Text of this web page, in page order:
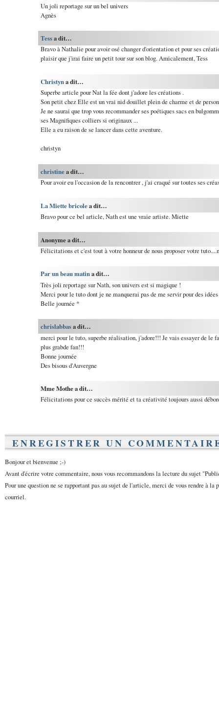
Un joli reportage sur un bel univers
Agnès
Tessa dit…
Bravo à Nathalie pour avoir osé changer d'orientation et pour ses
plaisir que j'irai faire un petit tour sur son blog. Amicalement, Tess
Christyna dit…
Superbe article pour Nat la fée dont j'adore les créations .
Son petit chez Elle est un vrai nid douillet plein de charme et de
Je ne saurai que trop vous recommander ses poétiques sacs en
ses Magnifiques colliers si originaux ...
Elle a eu raison de se lancer dans cette aventure.
christyn
christinea dit…
Pour avoir eu l'occasion de la rencontrer , j'ai craqué sur toutes ses
La Miette bricolea dit…
Bravo pour ce bel article, Nath est une vraie artiste. Miette
Anonyme a dit…
Félicitations et c'est tout à votre honneur de nous proposer votre
Par un beau matina dit…
Très joli reportage sur Nath, son univers est si magique !
Merci pour le tuto dont je ne manquerai pas de me servir pour des
Belle journée *
chrislabbasa dit…
merci pour le tuto, superbe réalisation, j'adore!!! Je vais essayer de le
plus grabde fan!!!
Bonne journée
Des bisous d'Auvergne
Mme Mothe a dit…
Félicitations pour ce succès mérité et ta créativité toujours aussi
ENREGISTRER UN
Bonjour et bienvenue ;-)
Avant d'écrire votre commentaire, nous vous recommandons la lecture du sujet
Pour une question ne se rapportant pas au sujet de l'article, merci de vous rendre à la
courriel.